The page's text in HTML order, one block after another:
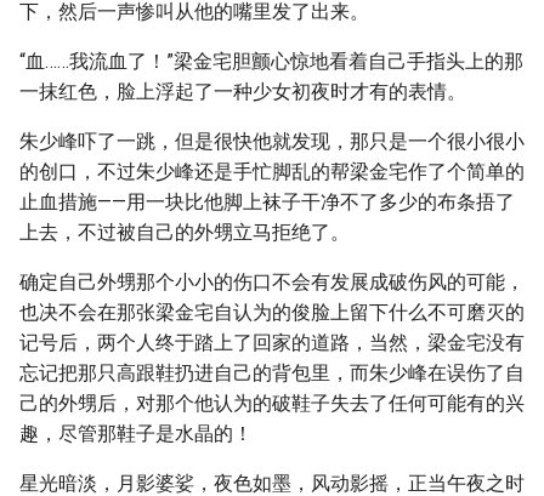
下，然后一声惨叫从他的嘴里发了出来。
“血……我流血了！”梁金宅胆颤心惊地看着自己手指头上的那
一抹红色，脸上浮起了一种少女初夜时才有的表情。
朱少峰吓了一跳，但是很快他就发现，那只是一个很小很小
的创口，不过朱少峰还是手忙脚乱的帮梁金宅作了个简单的
止血措施——用一块比他脚上袜子干净不了多少的布条捂了
上去，不过被自己的外甥立马拒绝了。
确定自己外甥那个小小的伤口不会有发展成破伤风的可能，
也决不会在那张梁金宅自认为的俊脸上留下什么不可磨灭的
记号后，两个人终于踏上了回家的道路，当然，梁金宅没有
忘记把那只高跟鞋扔进自己的背包里，而朱少峰在误伤了自
己的外甥后，对那个他认为的破鞋子失去了任何可能有的兴
趣，尽管那鞋子是水晶的！
星光暗淡，月影婆娑，夜色如墨，风动影摇，正当午夜之时